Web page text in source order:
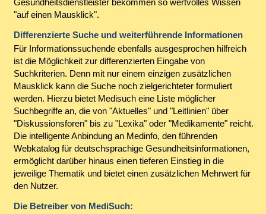
"auf einen Mausklick".
Differenzierte Suche und weiterführende Informationen
Für Informationssuchende ebenfalls ausgesprochen hilfreich
ist die Möglichkeit zur differenzierten Eingabe von
Suchkriterien. Denn mit nur einem einzigen zusätzlichen
Mausklick kann die Suche noch zielgerichteter formuliert
werden. Hierzu bietet Medisuch eine Liste möglicher
Suchbegriffe an, die von "Aktuelles" und "Leitlinien" über
"Diskussionsforen" bis zu "Lexika" oder "Medikamente" reicht.
Die intelligente Anbindung an Medinfo, den führenden
Webkatalog für deutschsprachige Gesundheitsinformationen,
ermöglicht darüber hinaus einen tieferen Einstieg in die
jeweilige Thematik und bietet einen zusätzlichen Mehrwert für
den Nutzer.
Die Betreiber von MediSuch: